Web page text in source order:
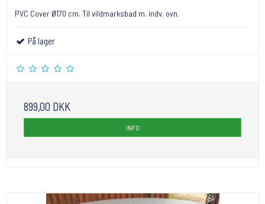
PVC Cover Ø170 cm. Til vildmarksbad m. indv. ovn.
På lager
899,00 DKK
INFO